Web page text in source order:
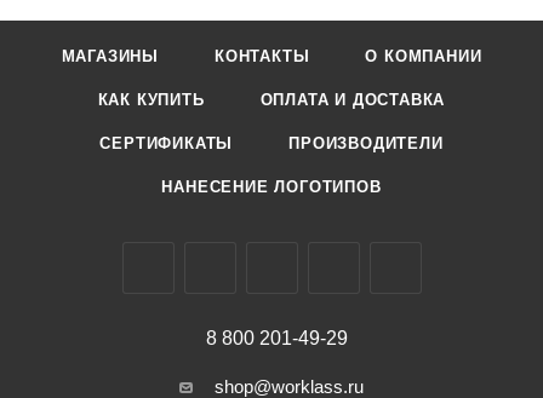
МАГАЗИНЫ КОНТАКТЫ О КОМПАНИИ
КАК КУПИТЬ ОПЛАТА И ДОСТАВКА
СЕРТИФИКАТЫ ПРОИЗВОДИТЕЛИ
НАНЕСЕНИЕ ЛОГОТИПОВ
8 800 201-49-29
shop@worklass.ru